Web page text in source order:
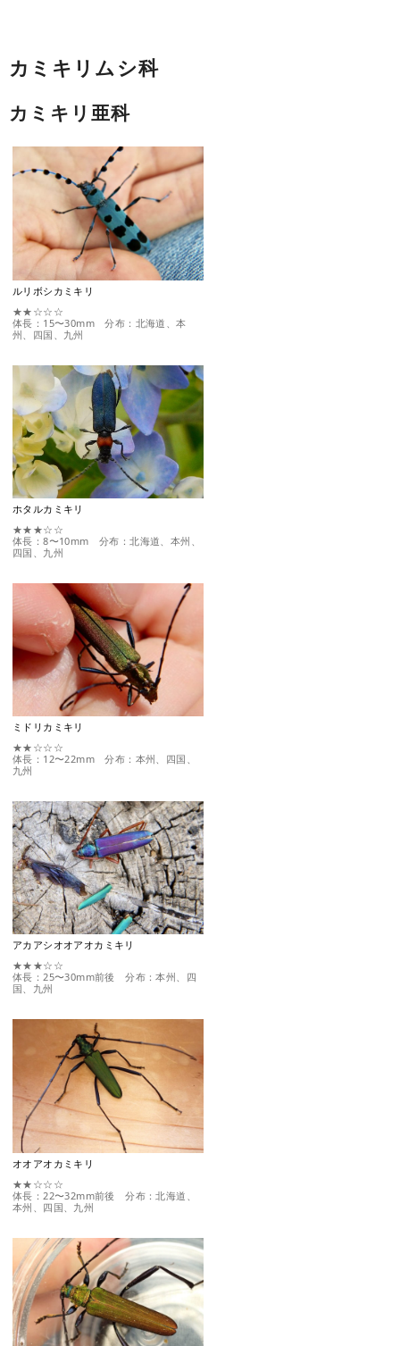
カミキリムシ科
カミキリ亜科
ルリボシカミキリ
★★☆☆☆
体長：15〜30mm 分布：北海道、本
州、四国、九州
ホタルカミキリ
★★★☆☆
体長：8〜10mm 分布：北海道、本州、
四国、九州
ミドリカミキリ
★★☆☆☆
体長：12〜22mm 分布：本州、四国、
九州
アカアシオオアオカミキリ
★★★☆☆
体長：25〜30mm前後 分布：本州、四
国、九州
オオアオカミキリ
★★☆☆☆
体長：22〜32mm前後 分布：北海道、
本州、四国、九州